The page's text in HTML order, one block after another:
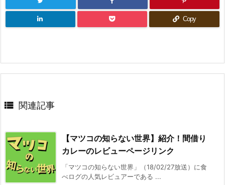
Copy
 関連記事
【マツコの知らない世界】紹介！間借り
カレーのレビューページリンク
「マツコの知らない世界」（18/02/27放送）に食
べログの人気レビュアーである ...